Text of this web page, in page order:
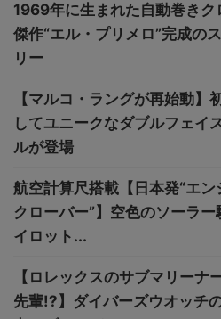
1969年に生まれた自動巻きク
傑作“エル・プリメロ”完成の
リー
【マルコ・ラングが再始動】
してユニークなダブルフェイ
ルが登場
航空計算尺搭載【日本発“エン
クローバー”】空色のソーラー
イロット...
【ロレックスのサブマリーナ
先輩!?】ダイバーズウオッチ